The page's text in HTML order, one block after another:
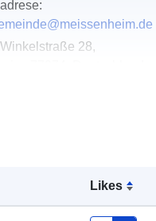
Likes
Winkelstraße 28,